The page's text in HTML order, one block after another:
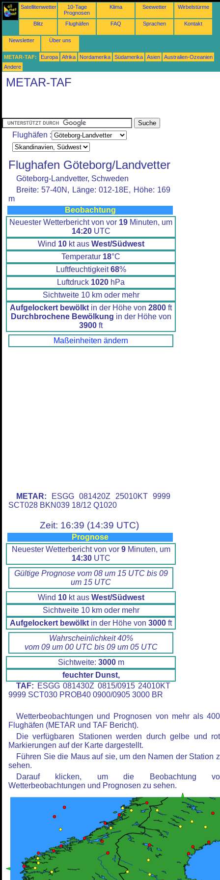
Satellitenwetter
10-Tage
Prognosen
Klima Seewetter Wirbelstürme
Blitz Flughäfen FAQ Sprachen Kontakt
Newsletter Über uns
METAR-TAF: Europa Afrika Nordamerika Südamerika Asien
Australien-Ozeanien
Andere
METAR-TAF
Flughäfen :
Flughafen Göteborg/Landvetter
Göteborg-Landvetter, Schweden
Breite: 57-40N, Länge: 012-18E, Höhe: 169
m
Beobachtung
Neuester Wetterbericht von vor 19 Minuten, um
14:20UTC
Wind 10kt aus West/Südwest
Temperatur 18°C
Luftfeuchtigkeit68%
Luftdruck 1020 hPa
Sichtweite 10 km oder mehr
Aufgelockert bewölkt in der Höhe von 2800 ft
Durchbrochene Bewölkung in der Höhe von
3900 ft
Maßeinheiten ändern
METAR: ESGG 081420Z 25010KT 9999
SCT028 BKN039 18/12 Q1020
Zeit: 16:39 (14:39 UTC)
Prognose
Neuester Wetterbericht von vor 9Minuten, um
14:30UTC
Gültige Prognose vom 08 um 15 UTC bis 09
um 15 UTC
Wind 10kt aus West/Südwest
Sichtweite 10 km oder mehr
Aufgelockert bewölkt in der Höhe von 3000 ft
Wahrscheinlichkeit 40%
vom 09 um 00 UTC bis 09 um 05 UTC
Sichtweite: 3000m
feuchter Dunst,
TAF: ESGG 081430Z 0815/0915 24010KT
9999 SCT030 PROB40 0900/0905 3000 BR
Wetterbeobachtungen und Prognosen von mehr als
Flughäfen (METAR und TAF Bericht).
Die verfügbaren Stationen werden durch gelbe und
Markierungen auf der Karte dargestellt.
Führen Sie die Maus auf sie, um den Namen der Station
sehen.
Darauf klicken, um die Beobachtung
Wetterbeobachtungen und Prognosen zu sehen.